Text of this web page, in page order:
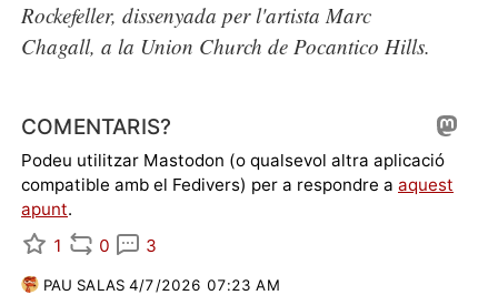
Rockefeller, dissenyada per l'artista Marc
Chagall, a la Union Church de Pocantico Hills.
COMENTARIS?
Podeu utilitzar Mastodon (o qualsevol altra aplicació
compatible amb el Fedivers) per a respondre a aquest
apunt.
1
0 3
PAU SALAS 4/7/2026 07:23 AM